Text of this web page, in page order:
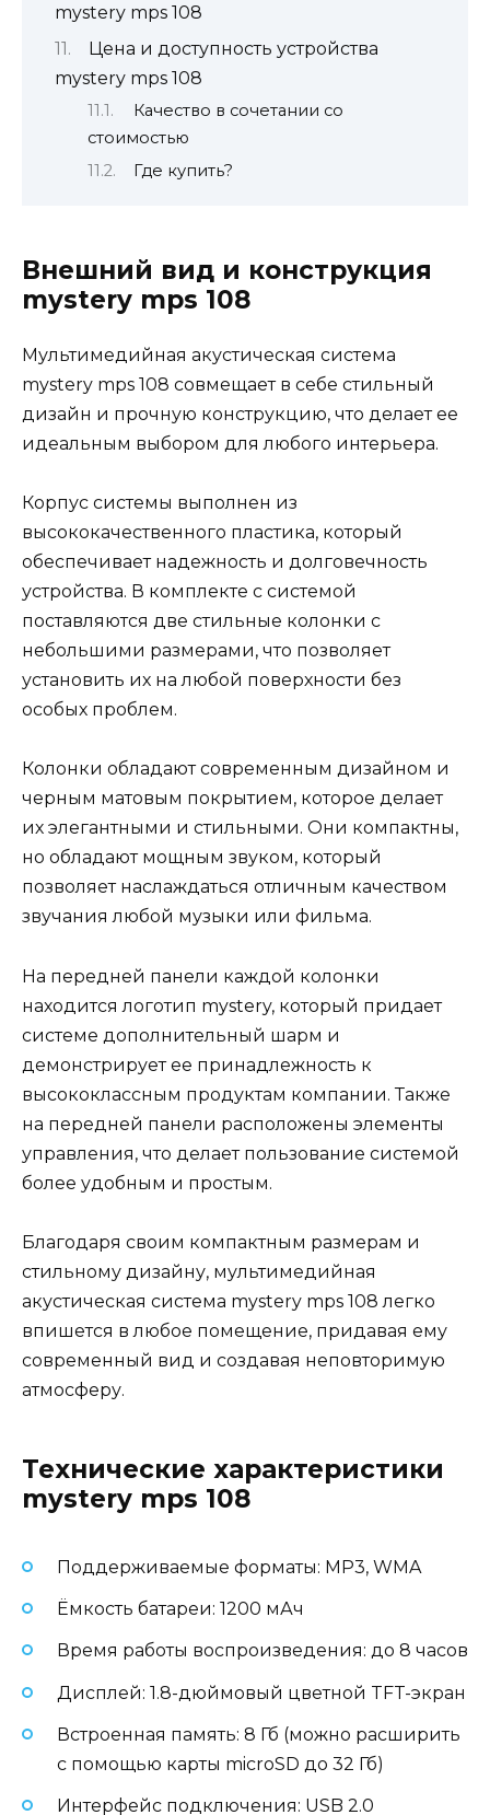
mystery mps 108
Цена и доступность устройства
mystery mps 108
Качество в сочетании со
стоимостью
Где купить?
Внешний вид и конструкция
mystery mps 108
Мультимедийная акустическая система
mystery mps 108 совмещает в себе стильный
дизайн и прочную конструкцию, что делает ее
идеальным выбором для любого интерьера.
Корпус системы выполнен из
высококачественного пластика, который
обеспечивает надежность и долговечность
устройства. В комплекте с системой
поставляются две стильные колонки с
небольшими размерами, что позволяет
установить их на любой поверхности без
особых проблем.
Колонки обладают современным дизайном и
черным матовым покрытием, которое делает
их элегантными и стильными. Они компактны,
но обладают мощным звуком, который
позволяет наслаждаться отличным качеством
звучания любой музыки или фильма.
На передней панели каждой колонки
находится логотип mystery, который придает
системе дополнительный шарм и
демонстрирует ее принадлежность к
высококлассным продуктам компании. Также
на передней панели расположены элементы
управления, что делает пользование системой
более удобным и простым.
Благодаря своим компактным размерам и
стильному дизайну, мультимедийная
акустическая система mystery mps 108 легко
впишется в любое помещение, придавая ему
современный вид и создавая неповторимую
атмосферу.
Технические характеристики
mystery mps 108
Поддерживаемые форматы: MP3, WMA
Ёмкость батареи: 1200 мАч
Время работы воспроизведения: до 8 часов
Дисплей: 1.8-дюймовый цветной TFT-экран
Встроенная память: 8 Гб (можно расширить
с помощью карты microSD до 32 Гб)
Интерфейс подключения: USB 2.0